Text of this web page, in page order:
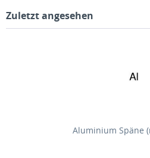
Zuletzt angesehen
Aluminium Späne